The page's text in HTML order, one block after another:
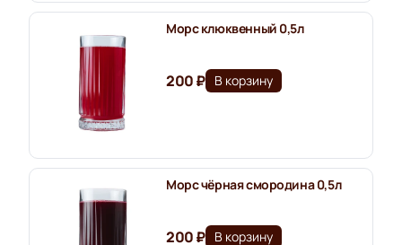
Морс клюквенный 0,5л
200 ₽ В корзину
Морс чёрная смородина 0,5л
200 ₽ В корзину